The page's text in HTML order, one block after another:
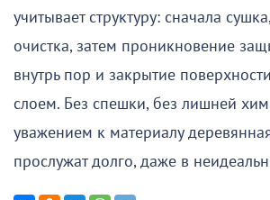
учитывает структуру: сначала
очистка, затем проникновение
внутрь пор и закрытие
слоем. Без спешки, без лишней
уважением к материалу
прослужат долго, даже в